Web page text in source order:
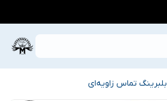
بلبرینگ تماس زاویه‌ای